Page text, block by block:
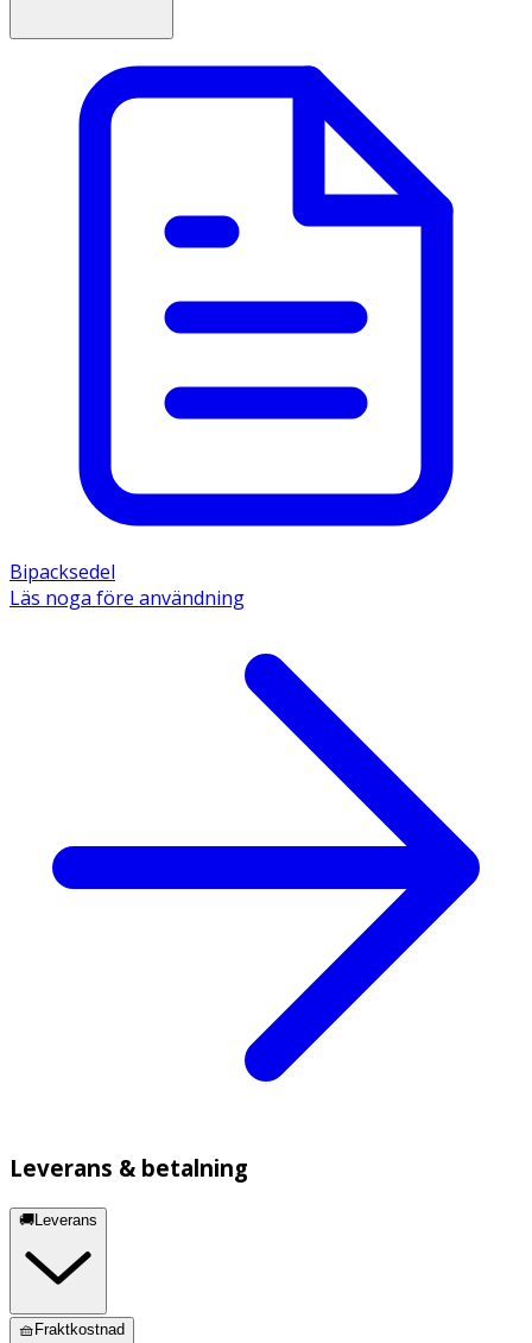
Bipacksedel
Läs noga före användning
Leverans & betalning
🚚Leverans
🧺Fraktkostnad